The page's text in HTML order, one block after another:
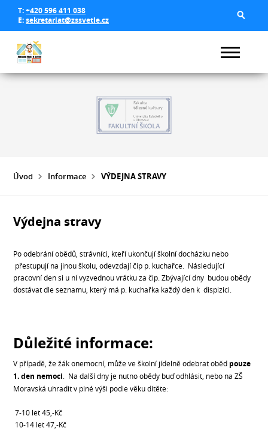
T:+420 596 411 038
E:sekretariat@zssvetle.cz
Úvod Informace VÝDEJNA STRAVY
Výdejna stravy
Po odebrání obědů, strávníci, kteří ukončují školní docházku nebo
přestupují na jinou školu, odevzdají čip p. kuchařce. Následující
pracovní den si u ní vyzvednou vrátku za čip. Zbývající dny budou obědy
dostávat dle seznamu, který má p. kuchařka každý den k dispizici.
Důležité informace:
V případě, že žák onemocní, může ve školní jídelně odebrat oběd pouze
1. den nemoci . Na další dny je nutno obědy buď odhlásit, nebo na ZŠ
Moravská uhradit v plné výši podle věku dítěte:
7-10 let 45,-Kč
10-14 let 47,-Kč